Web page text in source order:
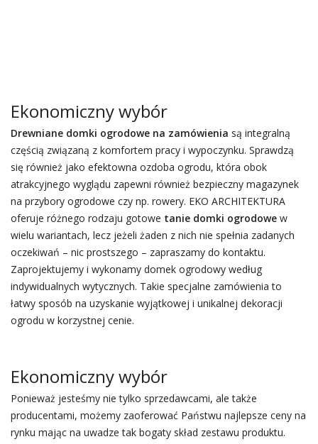
Ekonomiczny wybór
Drewniane domki ogrodowe na zamówienia są integralną
częścią związaną z komfortem pracy i wypoczynku. Sprawdzą
się również jako efektowna ozdoba ogrodu, która obok
atrakcyjnego wyglądu zapewni również bezpieczny magazynek
na przybory ogrodowe czy np. rowery. EKO ARCHITEKTURA
oferuje różnego rodzaju gotowe tanie domki ogrodowew
wielu wariantach, lecz jeżeli żaden z nich nie spełnia zadanych
oczekiwań – nic prostszego – zapraszamy do kontaktu.
Zaprojektujemy i wykonamy domek ogrodowy według
indywidualnych wytycznych. Takie specjalne zamówienia to
łatwy sposób na uzyskanie wyjątkowej i unikalnej dekoracji
ogrodu w korzystnej cenie.
Ekonomiczny wybór
Ponieważ jesteśmy nie tylko sprzedawcami, ale także
producentami, możemy zaoferować Państwu najlepsze ceny na
rynku mając na uwadze tak bogaty skład zestawu produktu.